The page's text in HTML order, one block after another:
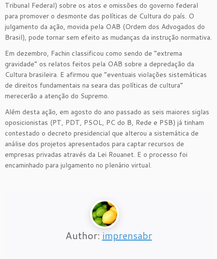
Tribunal Federal) sobre os atos e omissões do governo federal
para promover o desmonte das políticas de Cultura do país. O
julgamento da ação, movida pela OAB (Ordem dos Advogados do
Brasil), pode tornar sem efeito as mudanças da instrução normativa.
Em dezembro, Fachin classificou como sendo de “extrema
gravidade” os relatos feitos pela OAB sobre a depredação da
Cultura brasileira. E afirmou que “eventuais violações sistemáticas
de direitos fundamentais na seara das políticas de cultura”
merecerão a atenção do Supremo.
Além desta ação, em agosto do ano passado as seis maiores siglas
oposicionistas (PT, PDT, PSOL, PC do B, Rede e PSB) já tinham
contestado o decreto presidencial que alterou a sistemática de
análise dos projetos apresentados para captar recursos de
empresas privadas através da Lei Rouanet. E o processo foi
encaminhado para julgamento no plenário virtual.
Author: imprensabr